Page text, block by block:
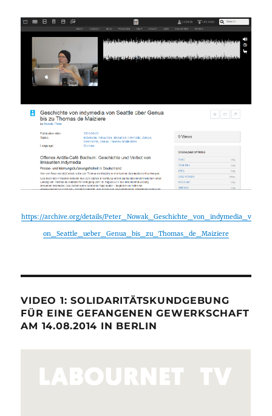
https://archive.org/details/Peter_Nowak_Geschichte_von_indymedia_v
on_Seattle_ueber_Genua_bis_zu_Thomas_de_Maiziere
VIDEO 1: SOLIDARITÄTSKUNDGEBUNG
FÜR EINE GEFANGENEN GEWERKSCHAFT
AM 14.08.2014 IN BERLIN